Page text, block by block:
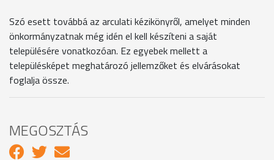
Szó esett továbbá az arculati kézikönyről, amelyet minden
önkormányzatnak még idén el kell készíteni a saját
településére vonatkozóan. Ez egyebek mellett a
településképet meghatározó jellemzőket és elvárásokat
foglalja össze.
MEGOSZTÁS